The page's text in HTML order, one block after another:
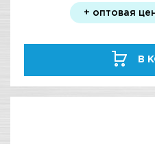
+ оптовая
В